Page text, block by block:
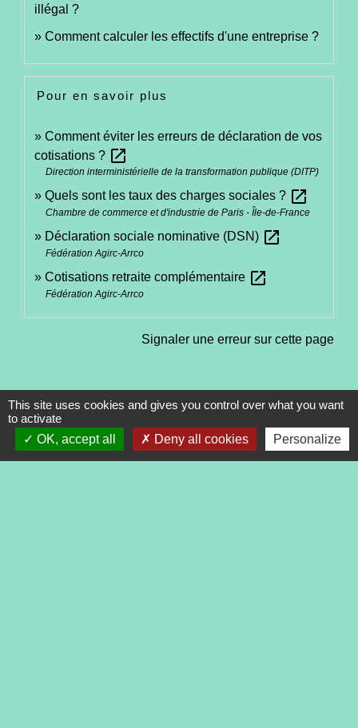
illégal ?
Comment calculer les effectifs d'une entreprise ?
Pour en savoir plus
Comment éviter les erreurs de déclaration de vos
cotisations ? open_in_new
Direction interministérielle de la transformation publique (DITP)
Quels sont les taux des charges sociales ? open_in_new
Chambre de commerce et d'industrie de Paris - Île-de-France
Déclaration sociale nominative (DSN) open_in_new
Fédération Agirc-Arrco
Cotisations retraite complémentaire open_in_new
Fédération Agirc-Arrco
Signaler une erreur sur cette page
Contacts
Commune de Tréveneuc
This site uses cookies and gives you control over what you want
to activate
OK, accept all
Deny all cookies Personalize